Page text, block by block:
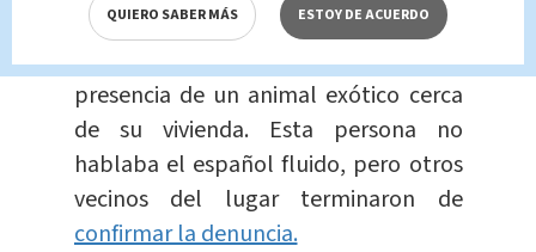
mujer de origen ruso se comunicó con
el 911 para informar acerca de la
presencia de un animal exótico cerca
de su vivienda. Esta persona no
hablaba el español fluido, pero otros
vecinos del lugar terminaron de
confirmar la denuncia.
QUIERO SABER MÁS ESTOY DE ACUERDO